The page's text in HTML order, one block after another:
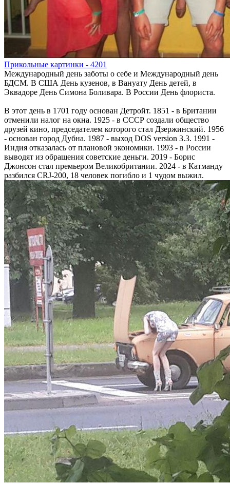
Прикольные картинки - 4201
Международный день заботы о себе и Международный день
БДСМ. В США День кузенов, в Вануату День детей, в
Эквадоре День Симона Боливара. В России День флориста.
В этот день в 1701 году основан Детройт. 1851 - в Британии
отменили налог на окна. 1925 - в СССР создали общество
друзей кино, председателем которого стал Дзержинский. 1956
- основан город Дубна. 1987 - выход DOS version 3.3. 1991 -
Индия отказалась от плановой экономики. 1993 - в России
выводят из обращения советские деньги. 2019 - Борис
Джонсон стал премьером Великобритании. 2024 - в Катманду
разбился CRJ-200, 18 человек погибло и 1 чудом выжил.